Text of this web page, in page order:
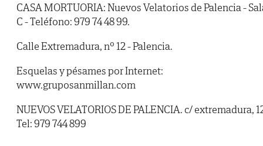
CASA MORTUORIA: Nuevos Velatorios de Palencia -
C - Teléfono: 979 74 48 99.
Calle Extremadura, nº 12 - Palencia.
Esquelas y pésames por Internet:
www.gruposanmillan.com
NUEVOS VELATORIOS DE PALENCIA. c/ extremadura,
Tel: 979 744 899